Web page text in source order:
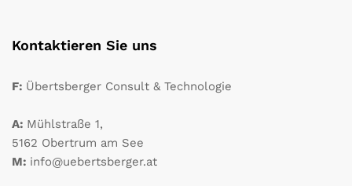
Kontaktieren Sie uns
F: Übertsberger Consult & Technologie
A: Mühlstraße 1,
5162 Obertrum am See
M: info@uebertsberger.at